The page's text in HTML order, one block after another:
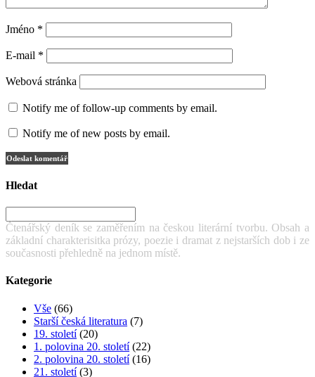
Jméno *
E-mail *
Webová stránka
Notify me of follow-up comments by email.
Notify me of new posts by email.
Hledat
Čtenářský deník se zaměřením na českou literární tvorbu. Obsah a
základní charakterisitka prózy, poezie i dramat z nejstarších dob i ze
současnosti přehledně na jednom místě.
Kategorie
Vše (66)
Starší česká literatura (7)
19. století(20)
1. polovina 20. století(22)
2. polovina 20. století(16)
21. století(3)